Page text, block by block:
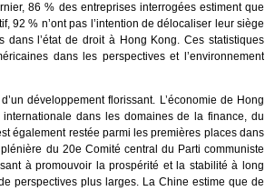
86 % des entreprises interrogées estiment que
92 % n’ont pas l’intention de délocaliser leur siège
l’état de droit à Hong Kong. Ces statistiques
dans les perspectives et l’environnement
développement florissant. L’économie de Hong
dans les domaines de la finance, du
également restée parmi les premières places dans
du 20e Comité central du Parti communiste
à promouvoir la prospérité et la stabilité à long
perspectives plus larges. La Chine estime que de